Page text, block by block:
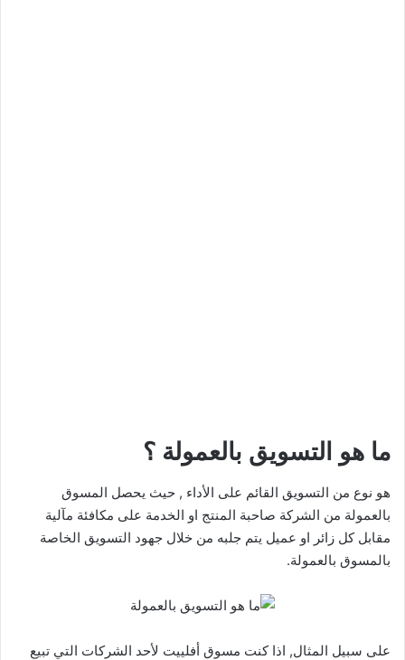
ما هو التسويق بالعمولة ؟
هو نوع من التسويق القائم على الأداء , حيث يحصل المسوق
بالعمولة من الشركة صاحبة المنتج او الخدمة على مكافئة مآلية
مقابل كل زائر او عميل يتم جلبه من خلال جهود التسويق الخاصة
بالمسوق بالعمولة.
على سبيل المثال, اذا كنت مسوق أفلييت لأحد الشركات التي تبيع